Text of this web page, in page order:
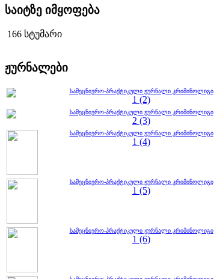
საიტზე იმყოფება
166 სტუმარი
ჟურნალები
სამეცნიერო-პრაქტიკული ჟურნალი კრიმინოლიგი
1 (2)
სამეცნიერო-პრაქტიკული ჟურნალი კრიმინოლიგი
2 (3)
სამეცნიერო-პრაქტიკული ჟურნალი კრიმინოლიგი
1 (4)
სამეცნიერო-პრაქტიკული ჟურნალი კრიმინოლიგი
1 (5)
სამეცნიერო-პრაქტიკული ჟურნალი კრიმინოლიგი
1 (6)